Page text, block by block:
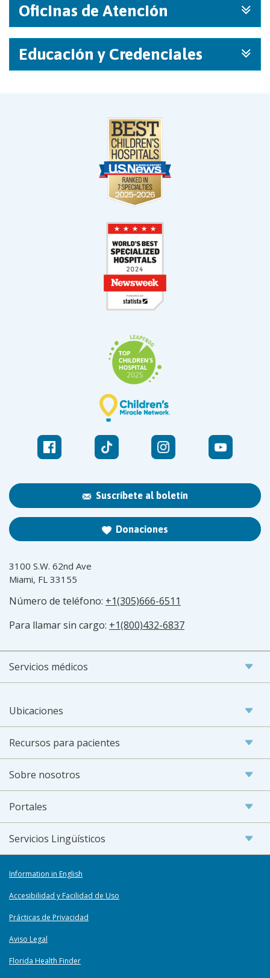
Oficinas de Atención
Educación y Credenciales
Suscríbete al boletín
Donaciones
3100 S.W. 62nd Ave
Miami, FL 33155
Número de teléfono: +1(305)666-6511
Para llamar sin cargo: +1(800)432-6837
Servicios médicos
Ubicaciones
Recursos para pacientes
Sobre nosotros
Portales
Servicios Lingüísticos
Information in English
Accesibilidad y Facilidad de Uso
Prácticas de Privacidad
Aviso Legal
Florida Health Finder